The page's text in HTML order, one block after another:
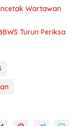
Wartawan
Turun Periksa